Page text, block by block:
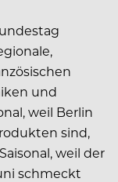
und
weil Berlin
sind,
weil der
schmeckt